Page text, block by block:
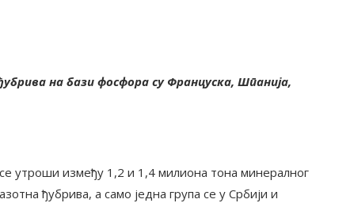
на бази фосфора су Француска, Шпанија,
утроши између 1,2 и 1,4 милиона тона минералног
ђубрива, а само једна група се у Србији и